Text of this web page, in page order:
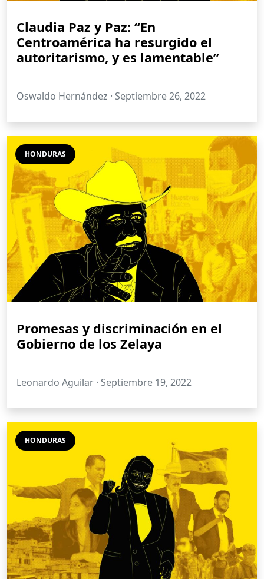
Claudia Paz y Paz: “En
Centroamérica ha resurgido el
autoritarismo, y es lamentable”
Oswaldo Hernández · Septiembre 26, 2022
HONDURAS
Promesas y discriminación en el
Gobierno de los Zelaya
Leonardo Aguilar · Septiembre 19, 2022
HONDURAS